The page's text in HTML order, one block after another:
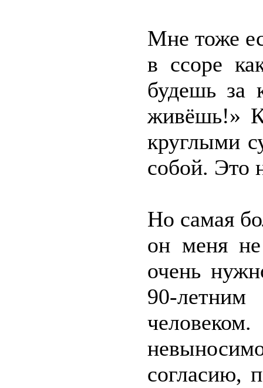
Мне тоже
в ссоре
будешь за
живёшь!»
круглыми
собой. Это
Но самая
он меня
очень
90-
согласию,